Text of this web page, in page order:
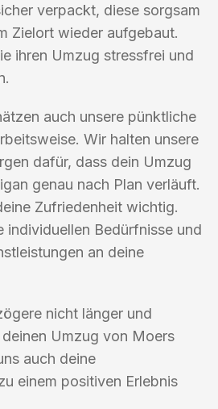
verpackt, diese sorgsam
Zielort wieder aufgebaut.
ihren Umzug stressfrei und
auch unsere pünktliche
Wir halten unsere
dafür, dass dein Umzug
genau nach Plan verläuft.
Zufriedenheit wichtig.
individuellen Bedürfnisse und
an deine
nicht länger und
Umzug von Moers
auch deine
einem positiven Erlebnis